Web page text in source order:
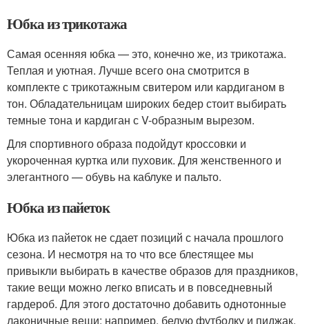
Юбка из трикотажа
Самая осенняя юбка — это, конечно же, из трикотажа.
Теплая и уютная. Лучше всего она смотрится в
комплекте с трикотажным свитером или кардиганом в
тон. Обладательницам широких бедер стоит выбирать
темные тона и кардиган с V-образным вырезом.
Для спортивного образа подойдут кроссовки и
укороченная куртка или пуховик. Для женственного и
элегантного — обувь на каблуке и пальто.
Юбка из пайеток
Юбка из пайеток не сдает позиций с начала прошлого
сезона. И несмотря на то что все блестящее мы
привыкли выбирать в качестве образов для праздников,
такие вещи можно легко вписать и в повседневный
гардероб. Для этого достаточно добавить однотонные
лаконичные вещи: например, белую футболку и пиджак.